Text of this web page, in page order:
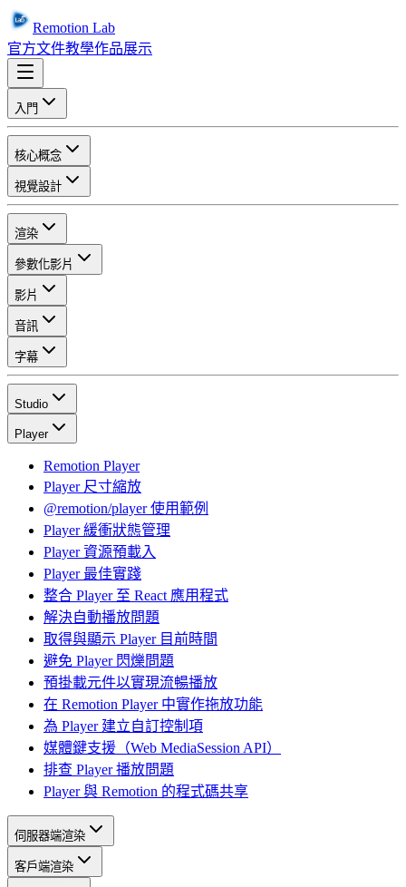
Remotion Lab
官方文件教學作品展示
入門
核心概念
視覺設計
渲染
參數化影片
影片
音訊
字幕
Studio
Player
Remotion Player
Player 尺寸縮放
@remotion/player 使用範例
Player 緩衝狀態管理
Player 資源預載入
Player 最佳實踐
整合 Player 至 React 應用程式
解決自動播放問題
取得與顯示 Player 目前時間
避免 Player 閃爍問題
預掛載元件以實現流暢播放
在 Remotion Player 中實作拖放功能
為 Player 建立自訂控制項
媒體鍵支援（Web MediaSession API）
排查 Player 播放問題
Player 與 Remotion 的程式碼共享
伺服器端渲染
客戶端渲染